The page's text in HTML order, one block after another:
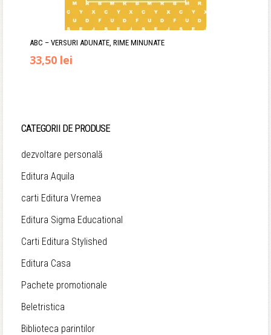
ABC – VERSURI ADUNATE, RIME MINUNATE
Prețul
fost:
33,50 lei
33,50 lei.
CATEGORII DE PRODUSE
dezvoltare personală
Editura Aquila
carti Editura Vremea
Editura Sigma Educational
Carti Editura Stylished
Editura Casa
Pachete promotionale
Beletristica
Biblioteca parintilor